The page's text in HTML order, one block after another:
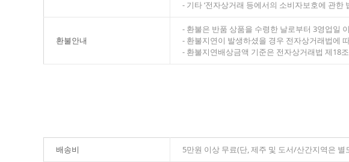
- 기타 ‘전자상거래 등에서의 소비자보호에 관
환불안내
- 환불은 반품 상품을 수령한 날로부터 3영업일
- 환불지연이 발생하셨을 경우 전자상거래법에
- 환불지연배상금액 기준은 전자상거래법 제18
배송비 5만원 이상 무료(단, 제주 및 도서/산간지역은